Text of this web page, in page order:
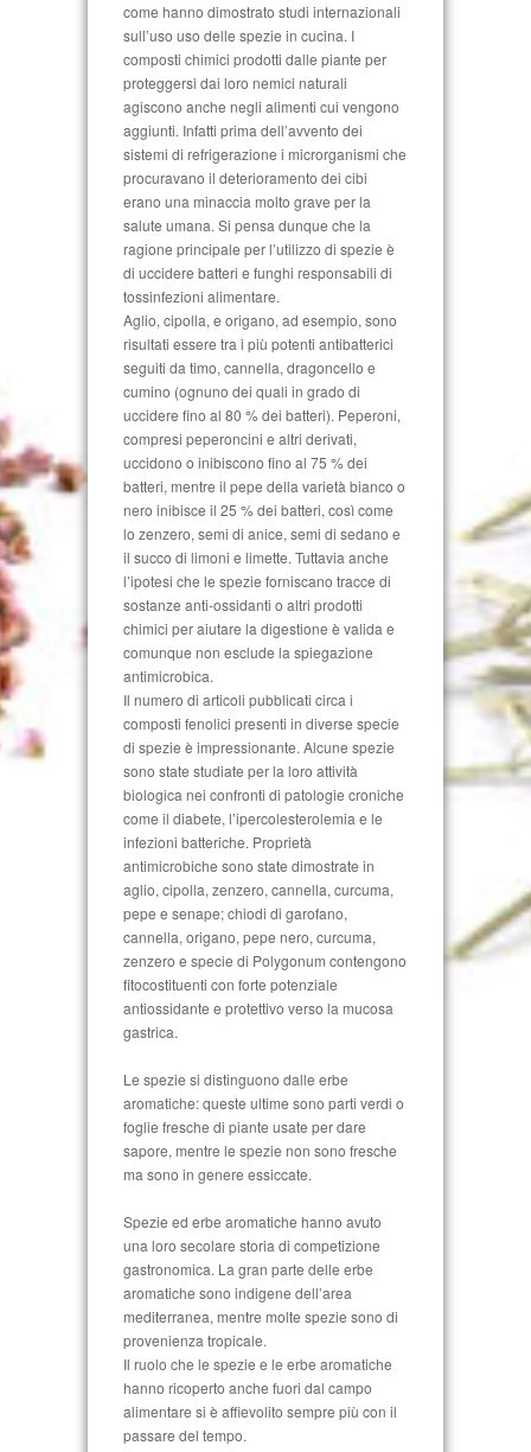
come hanno dimostrato studi internazionali
sull’uso uso delle spezie in cucina. I
composti chimici prodotti dalle piante per
proteggersi dai loro nemici naturali
agiscono anche negli alimenti cui vengono
aggiunti. Infatti prima dell’avvento dei
sistemi di refrigerazione i microrganismi che
procuravano il deterioramento dei cibi
erano una minaccia molto grave per la
salute umana. Si pensa dunque che la
ragione principale per l’utilizzo di spezie è
di uccidere batteri e funghi responsabili di
tossinfezioni alimentare.
Aglio, cipolla, e origano, ad esempio, sono
risultati essere tra i più potenti antibatterici
seguiti da timo, cannella, dragoncello e
cumino (ognuno dei quali in grado di
uccidere fino al 80 % dei batteri). Peperoni,
compresi peperoncini e altri derivati,
uccidono o inibiscono fino al 75 % dei
batteri, mentre il pepe della varietà bianco o
nero inibisce il 25 % dei batteri, così come
lo zenzero, semi di anice, semi di sedano e
il succo di limoni e limette. Tuttavia anche
l’ipotesi che le spezie forniscano tracce di
sostanze anti-ossidanti o altri prodotti
chimici per aiutare la digestione è valida e
comunque non esclude la spiegazione
antimicrobica.
Il numero di articoli pubblicati circa i
composti fenolici presenti in diverse specie
di spezie è impressionante. Alcune spezie
sono state studiate per la loro attività
biologica nei confronti di patologie croniche
come il diabete, l’ipercolesterolemia e le
infezioni batteriche. Proprietà
antimicrobiche sono state dimostrate in
aglio, cipolla, zenzero, cannella, curcuma,
pepe e senape; chiodi di garofano,
cannella, origano, pepe nero, curcuma,
zenzero e specie di Polygonum contengono
fitocostituenti con forte potenziale
antiossidante e protettivo verso la mucosa
gastrica.
Le spezie si distinguono dalle erbe
aromatiche: queste ultime sono parti verdi o
foglie fresche di piante usate per dare
sapore, mentre le spezie non sono fresche
ma sono in genere essiccate.
Spezie ed erbe aromatiche hanno avuto
una loro secolare storia di competizione
gastronomica. La gran parte delle erbe
aromatiche sono indigene dell’area
mediterranea, mentre molte spezie sono di
provenienza tropicale.
Il ruolo che le spezie e le erbe aromatiche
hanno ricoperto anche fuori dal campo
alimentare si è affievolito sempre più con il
passare del tempo.